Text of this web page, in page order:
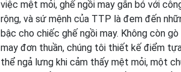
việc mệt mỏi, ghế ngồi may gắn bó với
rộng, và sứ mệnh của TTP là đem đến
bậc cho chiếc ghế ngồi may. Không còn
may đơn thuần, chúng tôi thiết kế điểm
thể ngả lưng khi cảm thấy mệt mỏi, một